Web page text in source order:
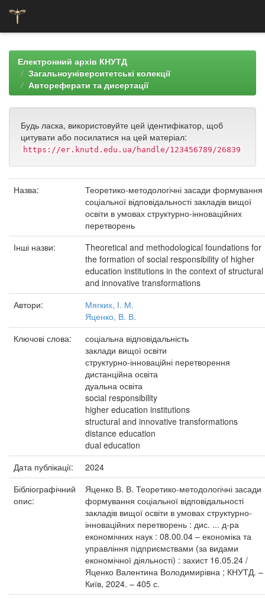
navigationЕлектронний архів КНУТД
Загальноуніверситетські колекції
Автореферати та дисертації
Будь ласка, використовуйте цей ідентифікатор, щоб
цитувати або посилатися на цей матеріал:
https://er.knutd.edu.ua/handle/123456789/26839
Назва:
Теоретико-методологічні засади формування
соціальної відповідальності закладів вищої
освіти в умовах структурно-інноваційних
перетворень
Інші назви:
Theoretical and methodological foundations for
the formation of social responsibility of higher
education institutions in the context of structural
and innovative transformations
Автори:
Мягких, І. М.
Яценко, В. В.
Ключові слова:
соціальна відповідальність
заклади вищої освіти
структурно-інноваційні перетворення
дистанційна освіта
дуальна освіта
social responsibility
higher education institutions
structural and innovative transformations
distance education
dual education
Дата публікації:
2024
Бібліографічний
опис:
Яценко В. В. Теоретико-методологічні засади
формування соціальної відповідальності
закладів вищої освіти в умовах структурно-
інноваційних перетворень : дис. ... д-ра
економічних наук : 08.00.04 – економіка та
управління підприємствами (за видами
економічної діяльності) : захист 16.05.24 /
Яценко Валентина Володимирівна ; КНУТД. –
Київ, 2024. – 405 с.